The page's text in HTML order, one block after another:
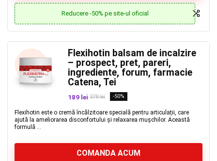
Reducere -50% pe site-ul oficial
Flexihotin balsam de incalzire
– prospect, pret, pareri,
ingrediente, forum, farmacie
Catena, Tei
189 lei 378 lei -50%
Flexihotin este o cremă încălzitoare specială pentru articulații, care
ajută la ameliorarea disconfortului și relaxarea mușchilor. Această
formulă ...
COMANDA ACUM